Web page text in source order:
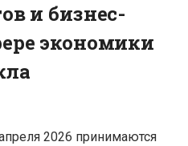
и бизнес-
экономики
2026 принимаются